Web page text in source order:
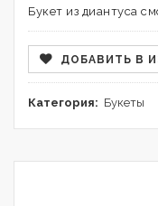
Букет из диантуса
ДОБАВИТЬ В
Категория: Букеты